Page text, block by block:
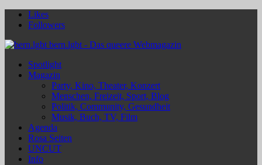
Likes
Followers
bern.lgbt - Das queere Webmagazin
Spotlight
Magazin
Party, Kino, Theater, Konzert
Menschen, Freizeit, Sport, Blog
Politik, Community, Gesundheit
Musik, Buch, TV, Film
Agenda
Rosa Seiten
UNCUT
Info